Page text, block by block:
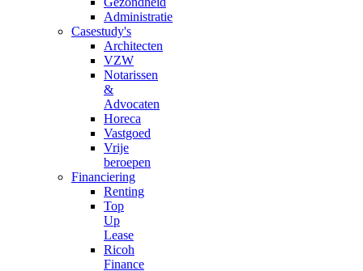
Administratie
Casestudy's
Architecten
VZW
Notarissen
&
Advocaten
Horeca
Vastgoed
Vrije
beroepen
Financiering
Renting
Top
Up
Lease
Ricoh
Finance